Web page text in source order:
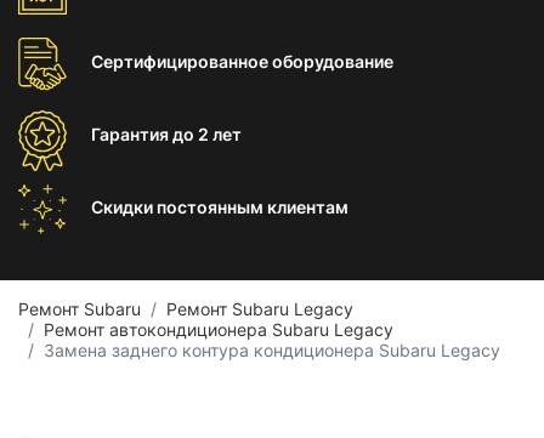
Сертифицированноеоборудование
Гарантиядо 2 лет
Скидки постоянным клиентам
Ремонт Subaru
Ремонт Subaru Legacy
Ремонт автокондиционера Subaru Legacy
Замена заднего контура кондиционера Subaru Legacy